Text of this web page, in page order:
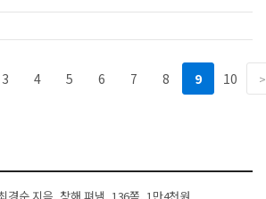
3 4 5 6 7 8 9 10 >